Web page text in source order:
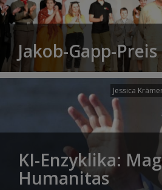
Jakob-Gapp-Preis
Jessica
KI-Enzyklika:
Humanitas